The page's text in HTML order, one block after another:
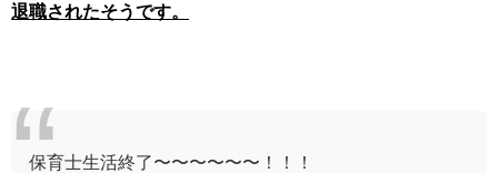
退職されたそうです。
保育士生活終了〜〜〜〜〜〜！！！